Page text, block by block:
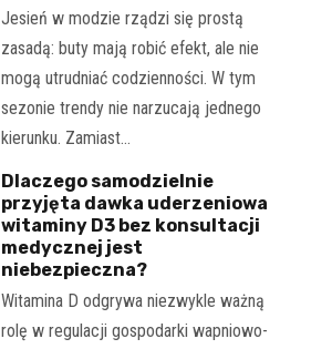
Jesień w modzie rządzi się prostą
zasadą: buty mają robić efekt, ale nie
mogą utrudniać codzienności. W tym
sezonie trendy nie narzucają jednego
kierunku. Zamiast…
Dlaczego samodzielnie
przyjęta dawka uderzeniowa
witaminy D3 bez konsultacji
medycznej jest
niebezpieczna?
Witamina D odgrywa niezwykle ważną
rolę w regulacji gospodarki wapniowo-